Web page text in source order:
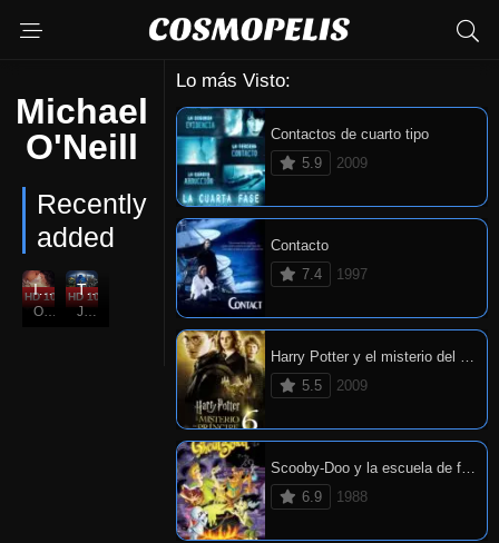
Michael
O'Neill
Recently
added
5.8
HD 1080P
Indivisible
Oct. 26, 2018
7
HD 1080P
Transformers
Jun. 27, 2007
Lo más Visto:
Contactos de cuarto tipo
5.9
2009
Contacto
7.4
1997
Harry Potter y el misterio del príncipe
5.5
2009
Scooby-Doo y la escuela de fantasmas
6.9
1988